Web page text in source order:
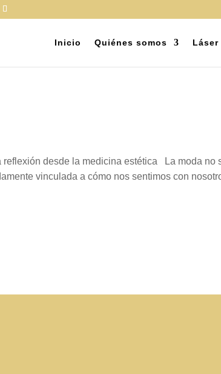
Inicio Quiénes somos Láser
desde la medicina estética La moda no
vinculada a cómo nos sentimos con